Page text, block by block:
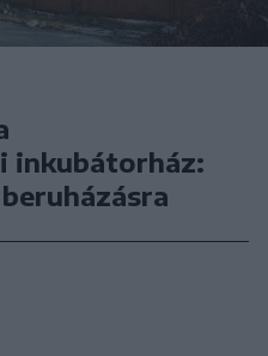
inkubátorház: